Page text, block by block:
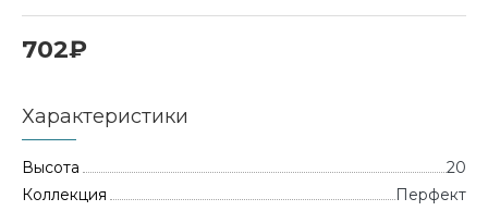
702₽
Характеристики
Высота
20
Коллекция
Перфект